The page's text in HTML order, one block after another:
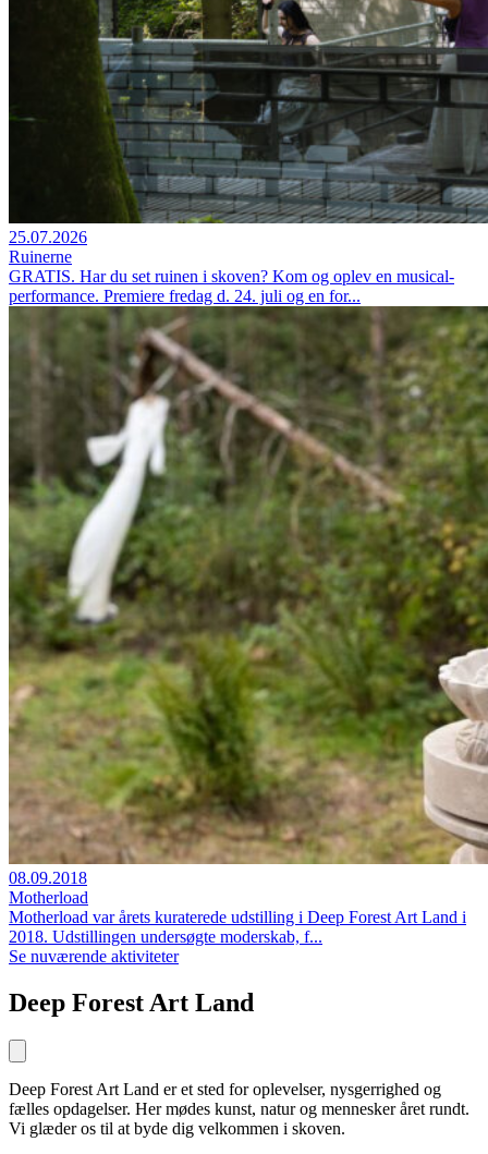
25.07.2026
Ruinerne
GRATIS. Har du set ruinen i skoven? Kom og oplev en musical-
performance. Premiere fredag d. 24. juli og en for...
08.09.2018
Motherload
Motherload var årets kuraterede udstilling i Deep Forest Art Land i
2018. Udstillingen undersøgte moderskab, f...
Se nuværende aktiviteter
Deep Forest Art Land
Deep Forest Art Land er et sted for oplevelser, nysgerrighed og
fælles opdagelser. Her mødes kunst, natur og mennesker året rundt.
Vi glæder os til at byde dig velkommen i skoven.